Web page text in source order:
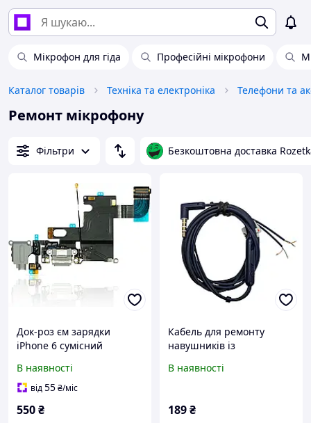
Мікрофон для гіда Професійні мікрофони
Каталог товарів Техніка та електроніка Телефони та
Ремонт мікрофону
Фільтри Безкоштовна доставка
Док-роз єм зарядки
iPhone 6 сумісний
модуль чорний/сірий з
мікрофоном та
ремонту
В наявності
від55₴/міс
550₴
Кабель для ремонту
навушників із
UiiSi 125 см
В наявності
189₴